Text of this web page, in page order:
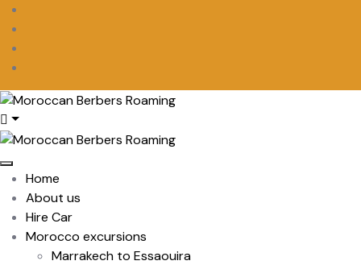
Home
About us
Hire Car
Morocco excursions
Marrakech to Essaouira